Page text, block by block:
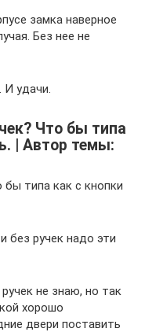
замка наверное
Без нее не
И удачи.
Что бы типа
| Автор темы:
бы типа как с кнопки
без ручек надо эти
не знаю, но так
хорошо
двери поставить